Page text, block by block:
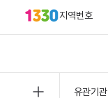
지역번호
유관기관